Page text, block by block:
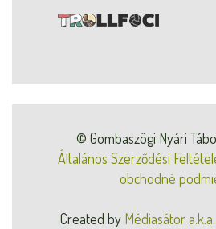
© Gombaszögi Nyári
Általános Szerződési
obchodné
Created by Médiasátor